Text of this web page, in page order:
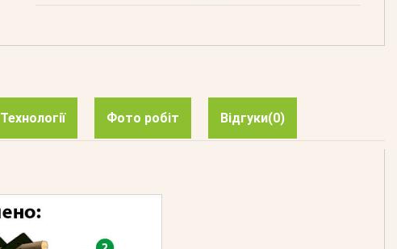
Технології Фото робіт Відгуки(0)